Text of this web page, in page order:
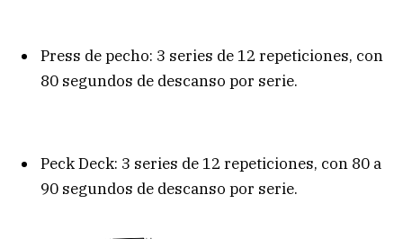
Press de pecho: 3 series de 12 repeticiones, con
80 segundos de descanso por serie.
Peck Deck: 3 series de 12 repeticiones, con 80 a
90 segundos de descanso por serie.